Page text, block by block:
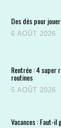
Des dés pour
6 AOÛT 2026
Rentrée : 4 super
routines
5 AOÛT 2026
Vacances : Faut-